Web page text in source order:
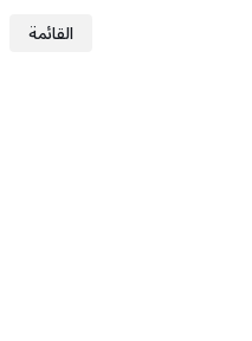
القائمة